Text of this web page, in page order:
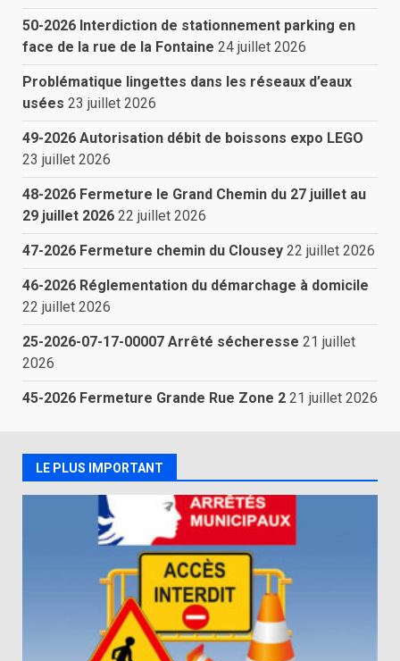
50-2026 Interdiction de stationnement parking en
face de la rue de la Fontaine 24 juillet 2026
Problématique lingettes dans les réseaux d’eaux
usées 23 juillet 2026
49-2026 Autorisation débit de boissons expo LEGO
23 juillet 2026
48-2026 Fermeture le Grand Chemin du 27 juillet au
29 juillet 2026 22 juillet 2026
47-2026 Fermeture chemin du Clousey 22 juillet 2026
46-2026 Réglementation du démarchage à domicile
22 juillet 2026
25-2026-07-17-00007 Arrêté sécheresse 21 juillet
2026
45-2026 Fermeture Grande Rue Zone 2 21 juillet 2026
LE PLUS IMPORTANT